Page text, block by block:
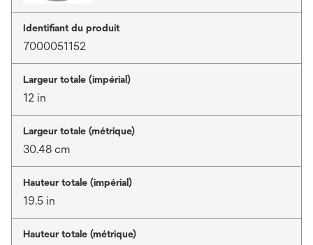
Identifiant du produit
7000051152
Largeur totale (impérial)
12 in
Largeur totale (métrique)
30.48 cm
Hauteur totale (impérial)
19.5 in
Hauteur totale (métrique)